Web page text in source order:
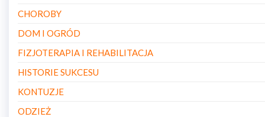
CHOROBY
DOM I OGRÓD
FIZJOTERAPIA I REHABILITACJA
HISTORIE SUKCESU
KONTUZJE
ODZIEŻ